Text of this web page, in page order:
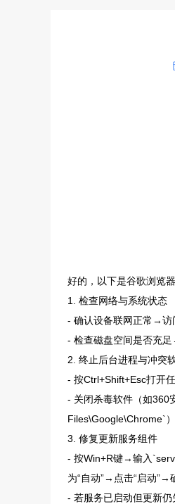
好的，以下是谷歌浏览
1. 检查网络与系统状态
- 确认设备联网正常→访
- 检查磁盘空间是否充
2. 终止后台进程与冲突
- 按Ctrl+Shift+Esc打开
- 关闭杀毒软件（如360
Files\Google\Chrome`）
3. 修复更新服务组件
- 按Win+R键→输入
为“自动”→点击“启动”→
- 若服务已启动但更新